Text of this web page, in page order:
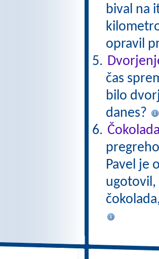
bival na
opravil
čas
bilo
danes?
Pavel je
ugotovil,